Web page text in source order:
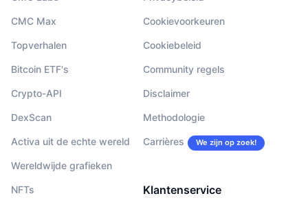
CMC Max
Topverhalen
Bitcoin ETF's
Crypto-API
DexScan
Activa uit de echte wereld
Wereldwijde grafieken
NFTs
Cookievoorkeuren
Cookiebeleid
Community regels
Disclaimer
Methodologie
Carrières We zijn op zoek!
Klantenservice